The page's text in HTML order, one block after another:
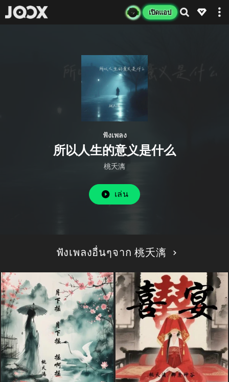
เปิดแอป
ฟังเพลง
所以人生的意义是什么
桃夭漓
เล่น
ฟังเพลงอื่นๆจาก 桃夭漓